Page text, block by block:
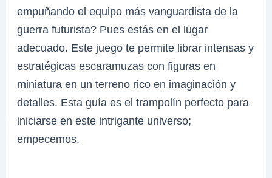
empuñando el equipo más vanguardista de la
guerra futurista? Pues estás en el lugar
adecuado. Este juego te permite librar intensas y
estratégicas escaramuzas con figuras en
miniatura en un terreno rico en imaginación y
detalles. Esta guía es el trampolín perfecto para
iniciarse en este intrigante universo;
empecemos.